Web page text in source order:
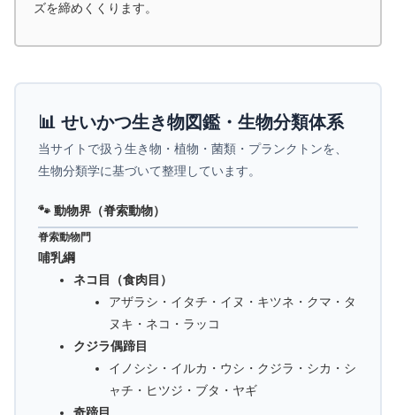
ズを締めくくります。
📊 せいかつ生き物図鑑・生物分類体系
当サイトで扱う生き物・植物・菌類・プランクトンを、
生物分類学に基づいて整理しています。
🐾 動物界（脊索動物）
脊索動物門
哺乳綱
ネコ目（食肉目）
アザラシ・イタチ・イヌ・キツネ・クマ・タ
ヌキ・ネコ・ラッコ
クジラ偶蹄目
イノシシ・イルカ・ウシ・クジラ・シカ・シ
ャチ・ヒツジ・ブタ・ヤギ